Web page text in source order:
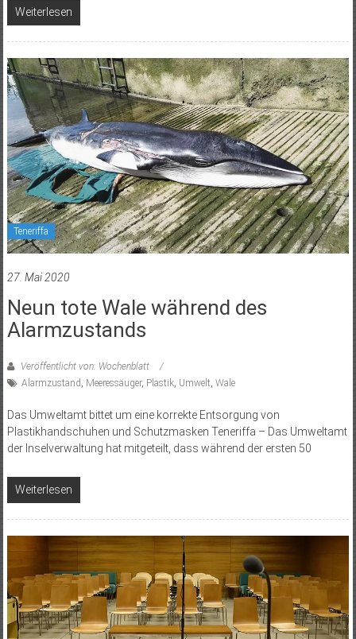
Weiterlesen
Teneriffa
27. Mai 2020
Neun tote Wale während des
Alarmzustands
Veröffentlicht von: Wochenblatt
Alarmzustand , Meeressäuger, Plastik, Umwelt, Wale
Das Umweltamt bittet um eine korrekte Entsorgung von
Plastikhandschuhen und Schutzmasken Teneriffa – Das Umweltamt
der Inselverwaltung hat mitgeteilt, dass während der ersten 50
Weiterlesen